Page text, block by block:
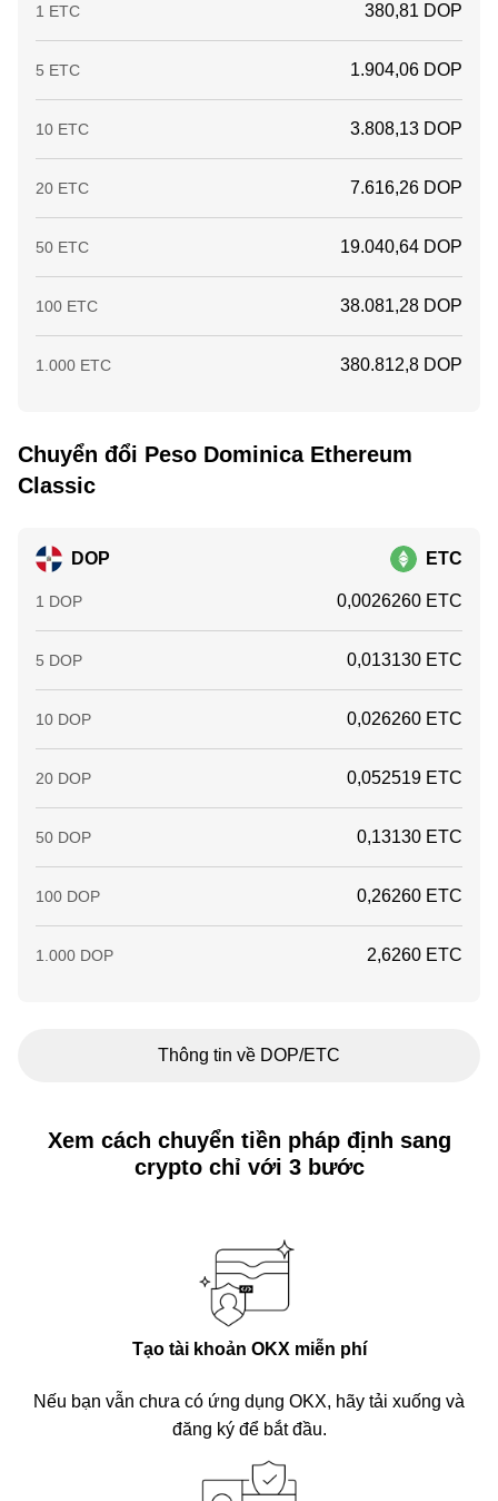
1 ETC 380,81 DOP
5 ETC 1.904,06 DOP
10 ETC 3.808,13 DOP
20 ETC 7.616,26 DOP
50 ETC 19.040,64 DOP
100 ETC 38.081,28 DOP
1.000 ETC 380.812,8 DOP
Chuyển đổi Peso Dominica Ethereum
Classic
DOP ETC
1 DOP 0,0026260 ETC
5 DOP 0,013130 ETC
10 DOP 0,026260 ETC
20 DOP 0,052519 ETC
50 DOP 0,13130 ETC
100 DOP 0,26260 ETC
1.000 DOP 2,6260 ETC
Thông tin về DOP/ETC
Xem cách chuyển tiền pháp định sang
crypto chỉ với 3 bước
Tạo tài khoản OKX miễn phí
Nếu bạn vẫn chưa có ứng dụng OKX, hãy tải xuống và
đăng ký để bắt đầu.